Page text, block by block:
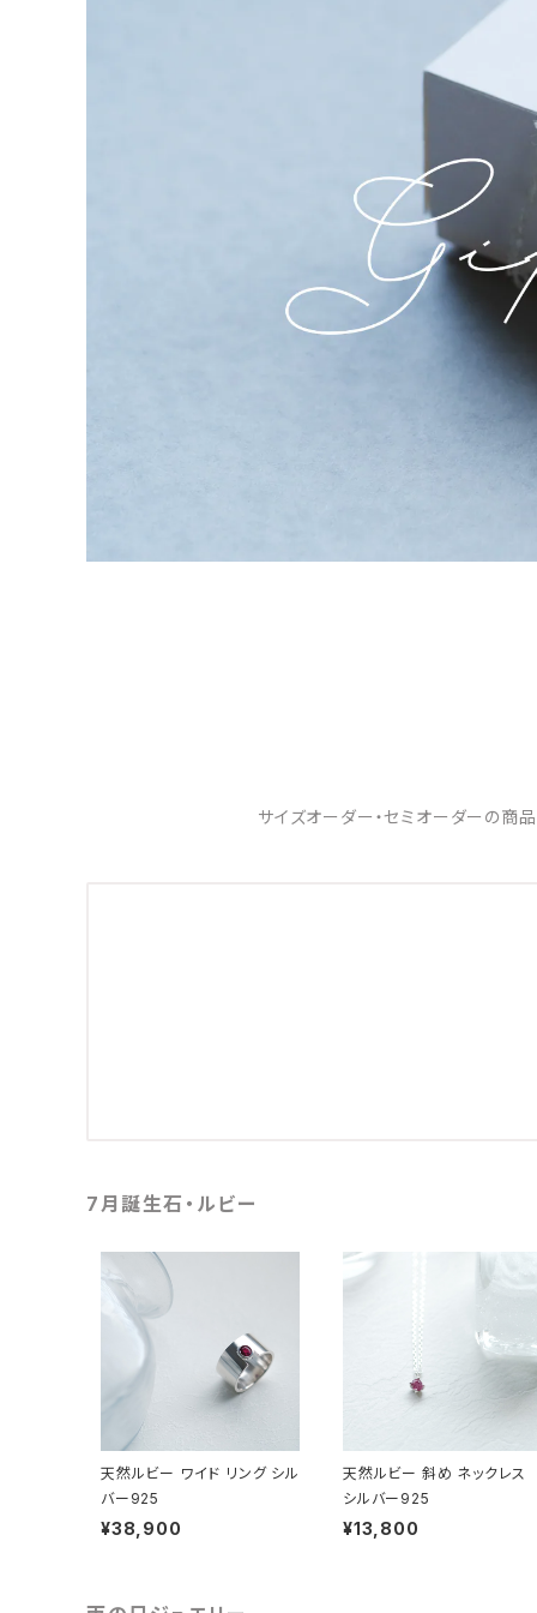
サイズオーダー・セミオーダーの商
7月誕生石・ルビー
天然ルビー ワイド リング シル
バー925
¥38,900
天然ルビー 斜め ネックレス
シルバー925
¥13,800